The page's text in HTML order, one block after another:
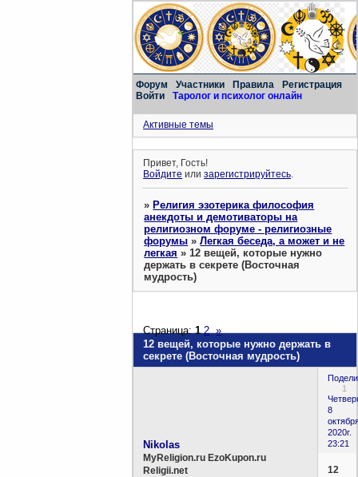
Форум Участники Правила
Регистрация
Войти
Таролог и психолог онлайн
Активные темы
Привет, Гость!
Войдите илизарегистрируйтесь.
»Религия эзотерика философия
анекдоты и демотиваторы на
религиозном форуме - религиозные
форумы »Легкая беседа, а может и не
легкая » 12 вещей, которые нужно
держать в секрете (Восточная
мудрость)
12 вещей, которые нужно держать в
секрете (Восточная мудрость)
Страница:1 2 »
1
8
2020г.
23:21
Nikolas
MyReligion.ru EzoKupon.ru
Religii.net
12